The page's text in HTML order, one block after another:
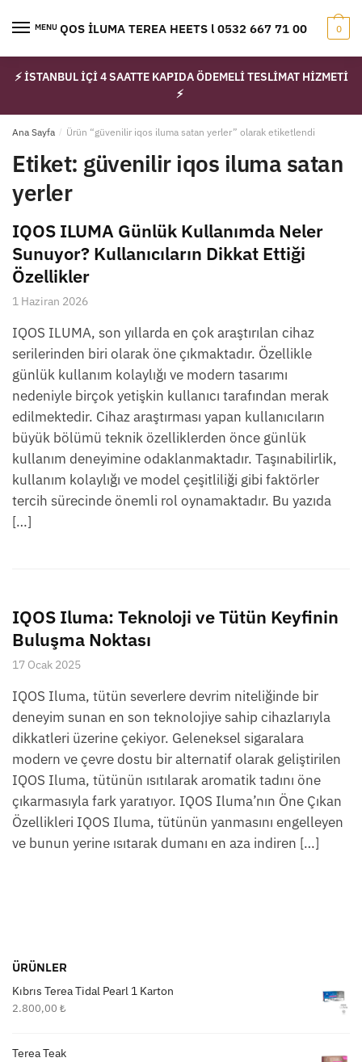
MENUIQOS İLUMA TEREA HEETS l 0532 667 71 00 0
⚡ İSTANBUL İÇİ 4 SAATTE KAPIDA ÖDEMELİ TESLİMAT HİZMETİ
⚡
Ana Sayfa / Ürün “güvenilir iqos iluma satan yerler” olarak etiketlendi
Etiket: güvenilir iqos iluma satan
yerler
IQOS ILUMA Günlük Kullanımda Neler
Sunuyor? Kullanıcıların Dikkat Ettiği
Özellikler
1 Haziran 2026
IQOS ILUMA, son yıllarda en çok araştırılan cihaz
serilerinden biri olarak öne çıkmaktadır. Özellikle
günlük kullanım kolaylığı ve modern tasarımı
nedeniyle birçok yetişkin kullanıcı tarafından merak
edilmektedir. Cihaz araştırması yapan kullanıcıların
büyük bölümü teknik özelliklerden önce günlük
kullanım deneyimine odaklanmaktadır. Taşınabilirlik,
kullanım kolaylığı ve model çeşitliliği gibi faktörler
tercih sürecinde önemli rol oynamaktadır. Bu yazıda
[…]
IQOS Iluma: Teknoloji ve Tütün Keyfinin
Buluşma Noktası
17 Ocak 2025
IQOS Iluma, tütün severlere devrim niteliğinde bir
deneyim sunan en son teknolojiye sahip cihazlarıyla
dikkatleri üzerine çekiyor. Geleneksel sigaralara
modern ve çevre dostu bir alternatif olarak geliştirilen
IQOS Iluma, tütünün ısıtılarak aromatik tadını öne
çıkarmasıyla fark yaratıyor. IQOS Iluma’nın Öne Çıkan
Özellikleri IQOS Iluma, tütünün yanmasını engelleyen
ve bunun yerine ısıtarak dumanı en aza indiren […]
ÜRÜNLER
Kıbrıs Terea Tidal Pearl 1 Karton
2.800,00 ₺
Terea Teak